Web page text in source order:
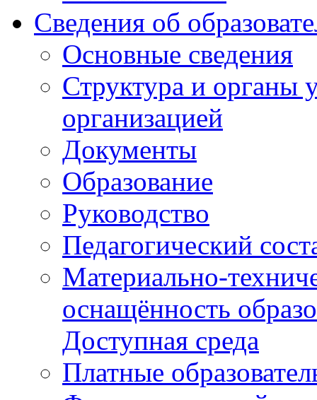
Сведения об
Основные сведения
Структура и органы
организацией
Документы
Образование
Руководство
Педагогический
Материально-
оснащённость
Доступная среда
Платные